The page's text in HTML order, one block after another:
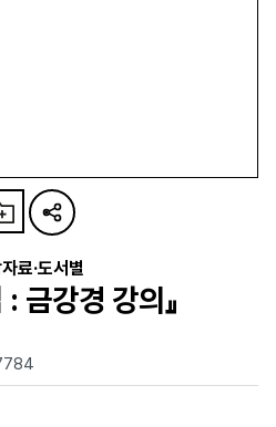
료·도서별
: 금강경 강의』